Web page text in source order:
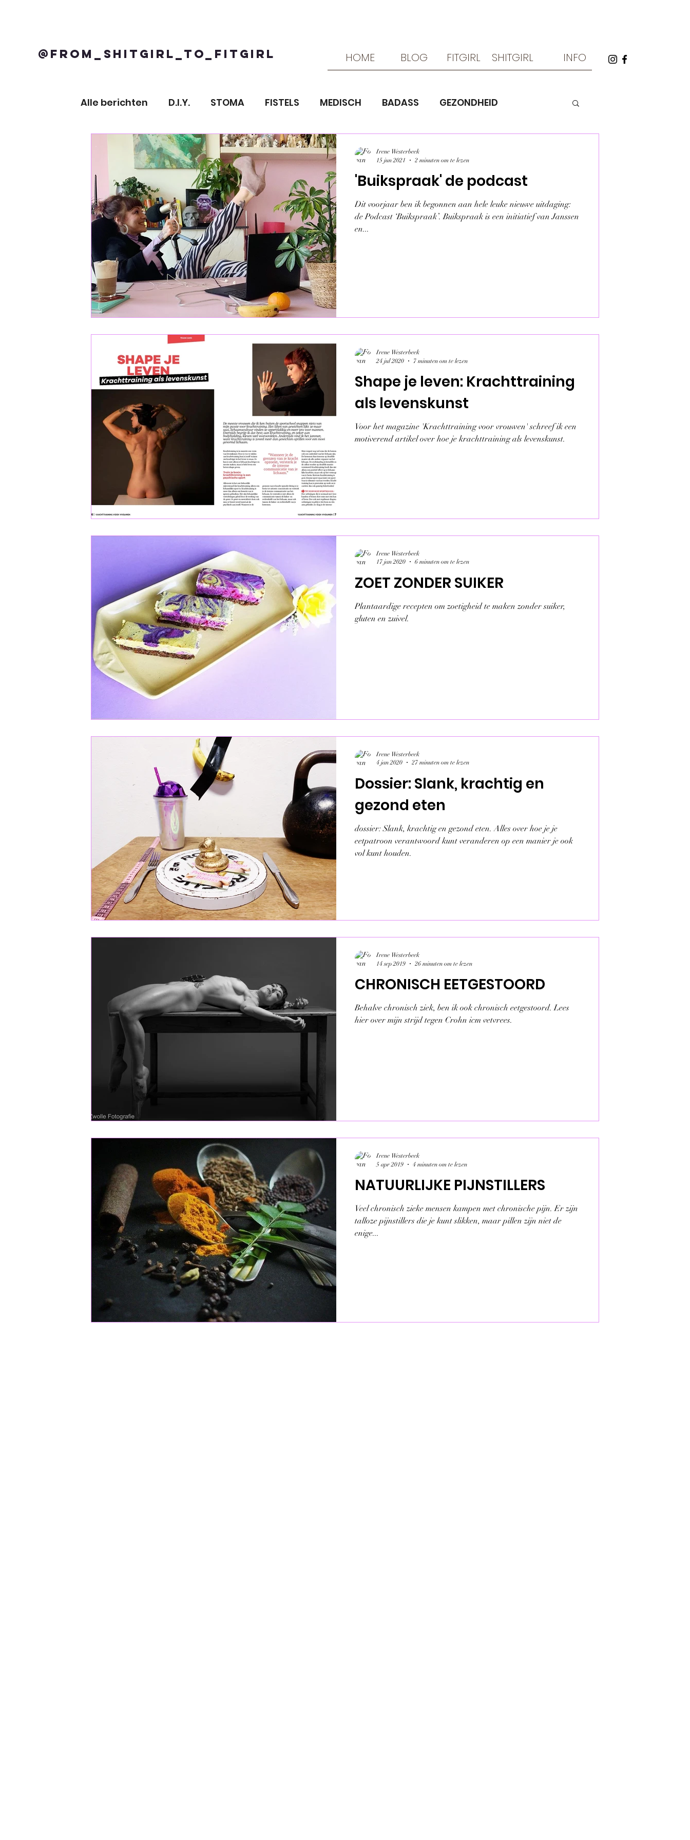
@FROM_SHITGIRL_TO_FITGIRL HOME BLOG FITGIRL SHITGIRL INFO
Alle berichten D.I.Y. STOMA FISTELS MEDISCH BADASS GEZONDHEID
PSYCHOLOGIE KRACHTTRAINING ZIEKTE VAN CROHN
SPIRITUALITEIT TIJGER TRAINING LIEFDE ENZO 'Buikspraak' de podcast
Dit voorjaar ben ik begonnen aan hele leuke nieuwe uitdaging:
de Podcast ‘Buikspraak’. Buikspraak is een initiatief van Janssen
en...
Irene Westerbeek
15 jun 2021
2 minuten om te lezen
Shape je leven: Krachttraining
als levenskunst
Voor het magazine 'Krachttraining voor vrouwen' schreef ik een
motiverend artikel over hoe je krachttraining als levenskunst.
Irene Westerbeek
24 jul 2020
7 minuten om te lezen
ZOET ZONDER SUIKER
Plantaardige recepten om zoetigheid te maken zonder suiker,
gluten en zuivel.
Irene Westerbeek
17 jan 2020
6 minuten om te lezen
Dossier: Slank, krachtig en
gezond eten
dossier: Slank, krachtig en gezond eten. Alles over hoe je je
eetpatroon verantwoord kunt veranderen op een manier je ook
vol kunt houden.
Irene Westerbeek
4 jan 2020
27 minuten om te lezen
CHRONISCH EETGESTOORD
Behalve chronisch ziek, ben ik ook chronisch eetgestoord. Lees
hier over mijn strijd tegen Crohn icm vetvrees.
Irene Westerbeek
14 sep 2019
26 minuten om te lezen
NATUURLIJKE PIJNSTILLERS
Veel chronisch zieke mensen kampen met chronische pijn. Er zijn
talloze pijnstillers die je kunt slikken, maar pillen zijn niet de
enige...
Irene Westerbeek
5 apr 2019
4 minuten om te lezen